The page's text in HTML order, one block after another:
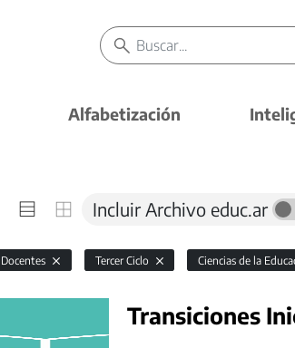
Alfabetización
Incluir Archivo educ.ar
Docentes Tercer Ciclo Ciencias de la
Transiciones